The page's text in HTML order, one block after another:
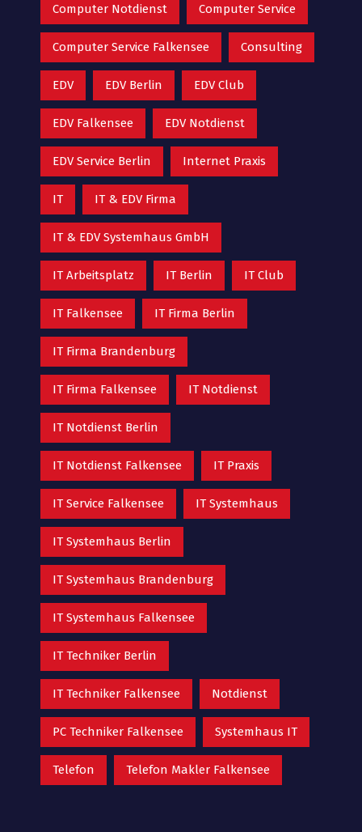
Computer Notdienst Computer Service
Computer Service Falkensee Consulting
EDV EDV Berlin EDV Club
EDV Falkensee EDV Notdienst
EDV Service Berlin Internet Praxis
IT IT & EDV Firma
IT & EDV Systemhaus GmbH
IT Arbeitsplatz IT Berlin IT Club
IT Falkensee IT Firma Berlin
IT Firma Brandenburg
IT Firma Falkensee IT Notdienst
IT Notdienst Berlin
IT Notdienst Falkensee IT Praxis
IT Service Falkensee IT Systemhaus
IT Systemhaus Berlin
IT Systemhaus Brandenburg
IT Systemhaus Falkensee
IT Techniker Berlin
IT Techniker Falkensee Notdienst
PC Techniker Falkensee Systemhaus IT
Telefon Telefon Makler Falkensee